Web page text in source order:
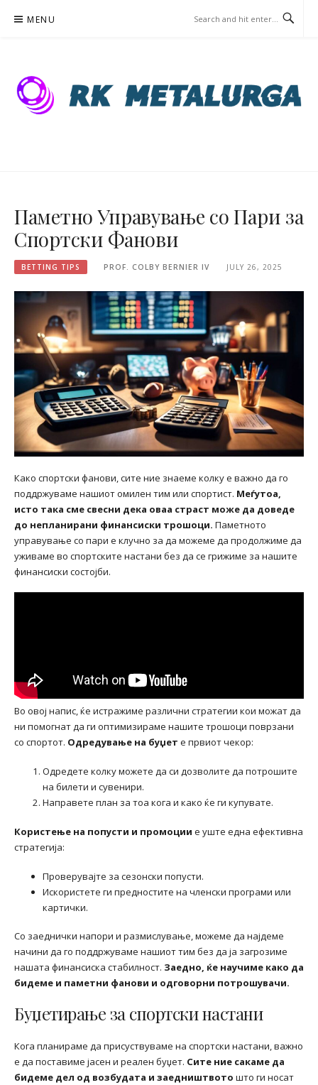
MENU
Паметно Управување со Пари за
Спортски Фанови
BETTING TIPS PROF. COLBY BERNIER IV JULY 26, 2025
Како спортски фанови, сите ние знаеме колку е важно да го
поддржуваме нашиот омилен тим или спортист. Меѓутоа,
исто така сме свесни дека оваа страст може да доведе
до непланирани финансиски трошоци. Паметното
управување со пари е клучно за да можеме да продолжиме да
уживаме во спортските настани без да се грижиме за нашите
финансиски состојби.
Во овој напис, ќе истражиме различни стратегии кои можат да
ни помогнат да ги оптимизираме нашите трошоци поврзани
со спортот. Одредување на буџет е првиот чекор:
Одредете колку можете да си дозволите да потрошите
на билети и сувенири.
Направете план за тоа кога и како ќе ги купувате.
Користење на попусти и промоции е уште една ефективна
стратегија:
Проверувајте за сезонски попусти.
Искористете ги предностите на членски програми или
картички.
Со заеднички напори и размислување, можеме да најдеме
начини да го поддржуваме нашиот тим без да ја загрозиме
нашата финансиска стабилност. Заедно, ќе научиме како да
бидеме и паметни фанови и одговорни потрошувачи.
Буџетирање за спортски настани
Кога планираме да присуствуваме на спортски настани, важно
е да поставиме јасен и реален буџет. Сите ние сакаме да
бидеме дел од возбудата и заедништвото што ги носат